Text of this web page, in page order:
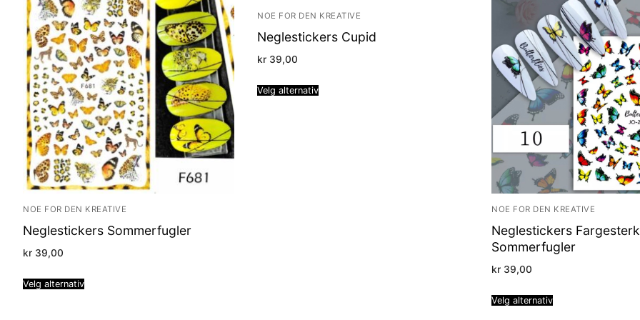
NOE FOR DEN KREATIVE
Neglestickers Sommerfugler
kr 39,00
Velg alternativ
NOE FOR DEN KREATIVE
Neglestickers Cupid
kr 39,00
Velg alternativ
NOE FOR DEN KREATIVE
Neglestickers
Sommerfugler
kr 39,00
Velg alternativ